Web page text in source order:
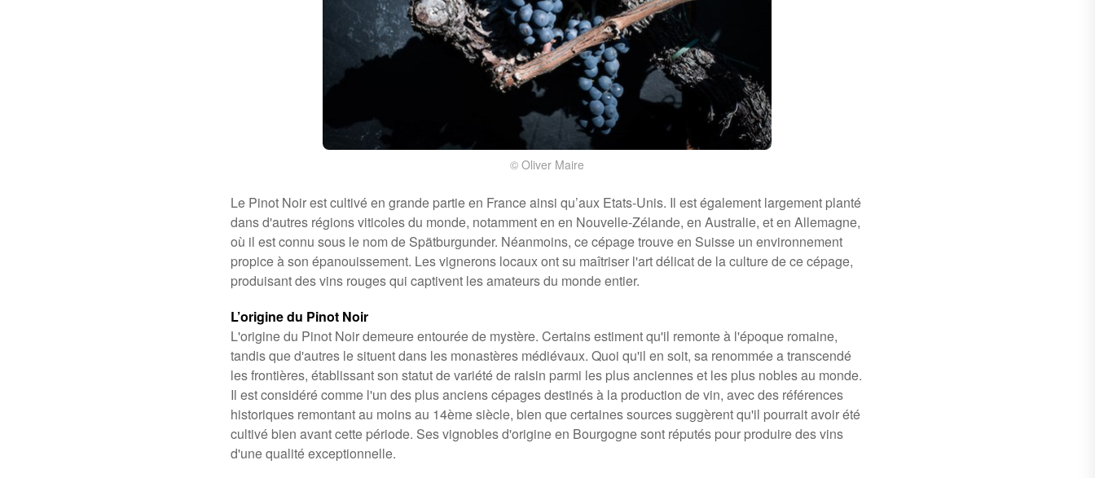
© Oliver Maire
Le Pinot Noir est cultivé en grande partie en France ainsi qu’aux Etats-Unis. Il est également largement planté
dans d'autres régions viticoles du monde, notamment en en Nouvelle-Zélande, en Australie, et en Allemagne,
où il est connu sous le nom de Spätburgunder. Néanmoins, ce cépage trouve en Suisse un environnement
propice à son épanouissement. Les vignerons locaux ont su maîtriser l'art délicat de la culture de ce cépage,
produisant des vins rouges qui captivent les amateurs du monde entier.
L’origine du Pinot Noir
L'origine du Pinot Noir demeure entourée de mystère. Certains estiment qu'il remonte à l'époque romaine,
tandis que d'autres le situent dans les monastères médiévaux. Quoi qu'il en soit, sa renommée a transcendé
les frontières, établissant son statut de variété de raisin parmi les plus anciennes et les plus nobles au monde.
Il est considéré comme l'un des plus anciens cépages destinés à la production de vin, avec des références
historiques remontant au moins au 14ème siècle, bien que certaines sources suggèrent qu'il pourrait avoir été
cultivé bien avant cette période. Ses vignobles d'origine en Bourgogne sont réputés pour produire des vins
d'une qualité exceptionnelle.